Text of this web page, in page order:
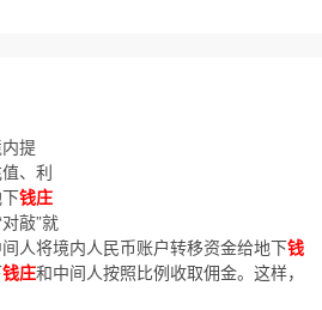
提
、利
钱庄
敲”就
人将境内人民币账户转移资金给地下钱
钱庄和中间人按照比例收取佣金。这样，